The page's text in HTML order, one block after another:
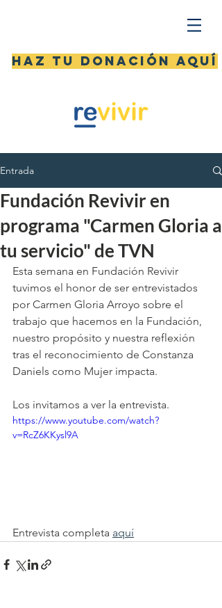
Haz tu donación aquí
Entrada
Fundación Revivir en
programa "Carmen Gloria a
tu servicio" de TVN
Esta semana en Fundación Revivir
tuvimos el honor de ser entrevistados
por Carmen Gloria Arroyo sobre el
trabajo que hacemos en la Fundación,
nuestro propósito y nuestra reflexión
tras el reconocimiento de Constanza
Daniels como Mujer impacta.
Los invitamos a ver la entrevista.
https://www.youtube.com/watch?
v=RcZ6KKysl9A
Entrevista completa aquí